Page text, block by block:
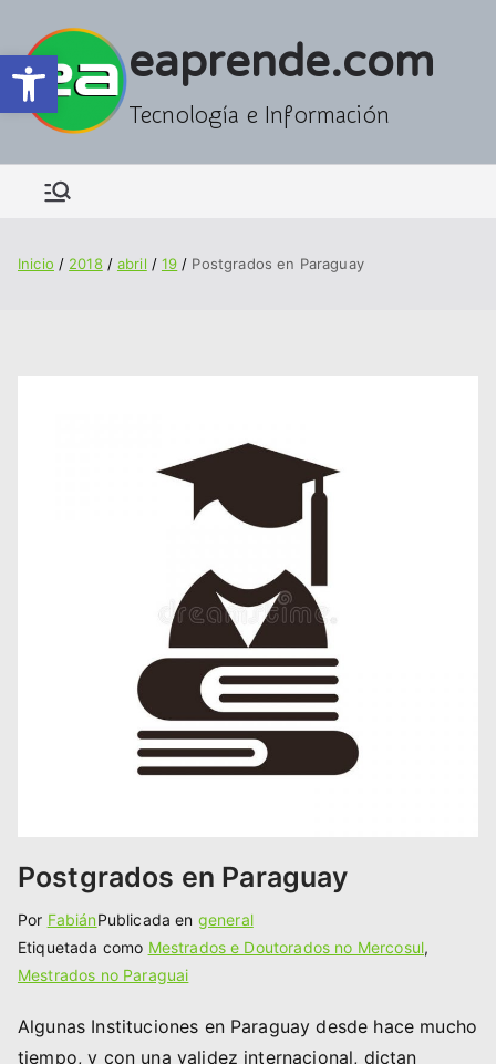
Abrir barra de herramientas
contenido
eaprende.com
Tecnología e Información
Inicio 2018 abril 19 Postgrados en Paraguay
Postgrados en Paraguay
Por FabiánPublicada en general
Etiquetada como Mestrados e Doutorados no Mercosul,
Mestrados no Paraguai
Algunas Instituciones en Paraguay desde hace mucho
tiempo, y con una validez internacional, dictan